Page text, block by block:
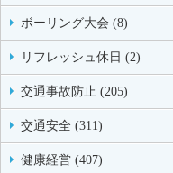
ボーリング大会 (8)
リフレッシュ休日 (2)
交通事故防止 (205)
交通安全 (311)
健康経営 (407)